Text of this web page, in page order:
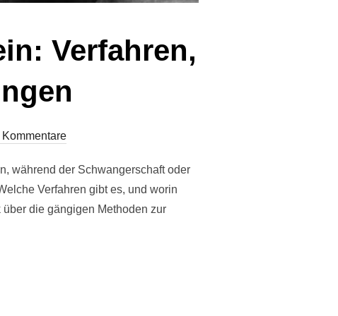
Verfahren,
Kommentare
während der Schwangerschaft oder
Verfahren gibt es, und worin
die gängigen Methoden zur
WEIN: VERFAHREN, VORTEILE &